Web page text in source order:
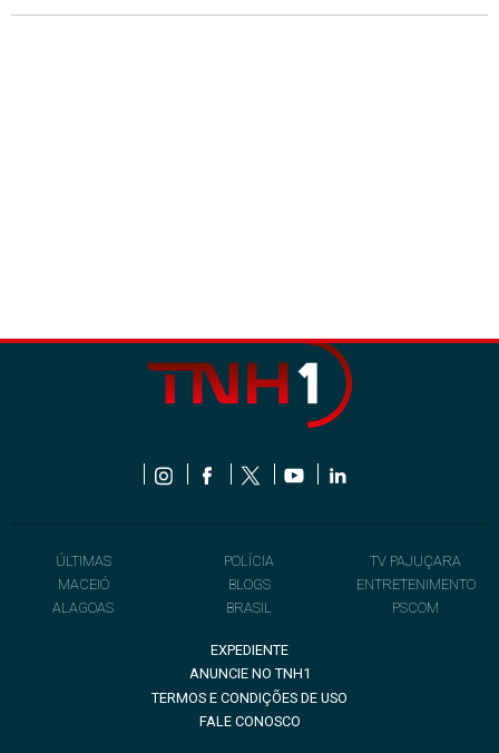
ÚLTIMAS
MACEIÓ
ALAGOAS
POLÍCIA
BLOGS
BRASIL
TV PAJUÇARA
ENTRETENIMENTO
PSCOM
EXPEDIENTE
ANUNCIE NO TNH1
TERMOS E CONDIÇÕES DE USO
FALE CONOSCO